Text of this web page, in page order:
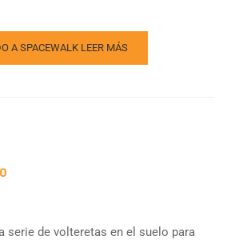
A SPACEWALK LEER MÁS
serie de volteretas en el suelo para